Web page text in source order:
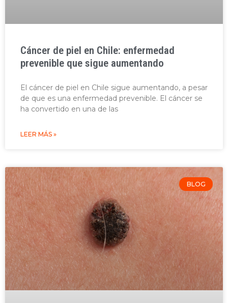
Cáncer de piel en Chile: enfermedad
prevenible que sigue aumentando
El cáncer de piel en Chile sigue aumentando, a pesar
de que es una enfermedad prevenible. El cáncer se
ha convertido en una de las
LEER MÁS »
BLOG